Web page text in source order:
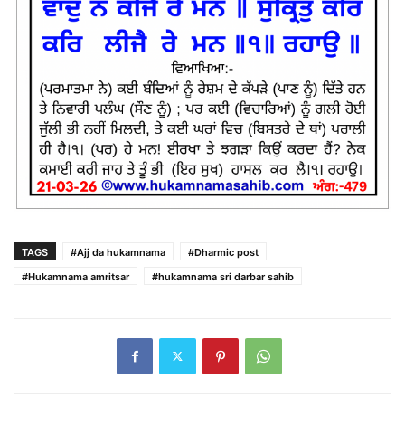
TAGS #Ajj da hukamnama
#Dharmic post
#Hukamnama amritsar
#hukamnama sri darbar sahib